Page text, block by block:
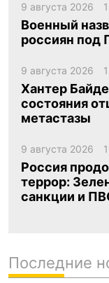
9 августа 2026
Военный
россиян под
9 августа 2026
Хантер
состояния
метастазы
9 августа 2026
Россия
террор:
санкции и
Последние